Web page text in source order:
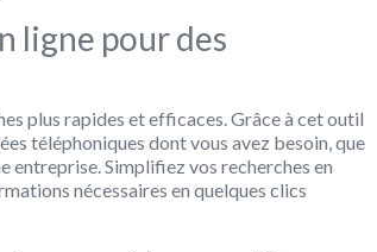
ligne pour des
plus rapides et efficaces. Grâce à cet outil
téléphoniques dont vous avez besoin, que
entreprise. Simplifiez vos recherches en
nécessaires en quelques clics